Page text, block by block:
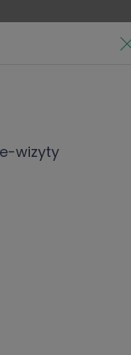
dla studenta
Lekarz
wizyty